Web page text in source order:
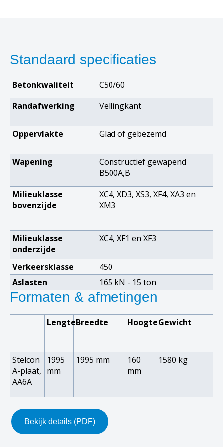
Standaard specificaties
Betonkwaliteit
C50/60
Randafwerking
Vellingkant
Oppervlakte Glad of gebezemd
Wapening
Constructief gewapend
B500A,B
Milieuklasse
bovenzijde
XC4, XD3, XS3, XF4, XA3 en
XM3
Milieuklasse
onderzijde
XC4, XF1 en XF3
Verkeersklasse
450
Aslasten
165 kN - 15 ton
Formaten & afmetingen
LengteBreedte HoogteGewicht
Stelcon
A-plaat,
AA6A
1995
mm
1995 mm
160
mm
1580 kg
Bekijk details (PDF)